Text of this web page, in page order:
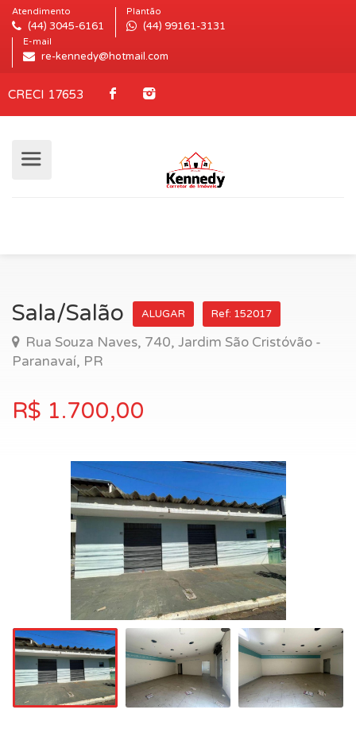
Atendimento
(44) 3045-6161
Plantão
(44) 99161-3131
E-mail
re-kennedy@hotmail.com
CRECI 17653
Sala/Salão ALUGAR Ref: 152017
Rua Souza Naves, 740, Jardim São Cristóvão -
Paranavaí, PR
R$ 1.700,00